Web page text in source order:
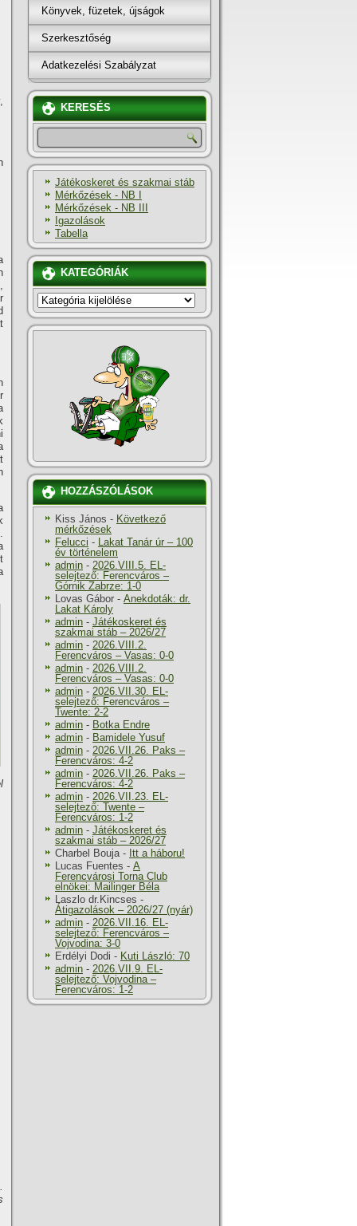
Könyvek, füzetek, újságok
Szerkesztőség
Adatkezelési Szabályzat
KERESÉS
Játékoskeret és szakmai stáb
Mérkőzések - NB I
Mérkőzések - NB III
Igazolások
Tabella
KATEGÓRIÁK
KATEGÓRIÁK
HOZZÁSZÓLÁSOK
Kiss János - Következő
mérkőzések
Felucci - Lakat Tanár úr – 100
év történelem
admin - 2026.VIII.5. EL-
selejtező: Ferencváros –
Górnik Zabrze: 1-0
Lovas Gábor - Anekdoták: dr.
Lakat Károly
admin - Játékoskeret és
szakmai stáb – 2026/27
admin - 2026.VIII.2.
Ferencváros – Vasas: 0-0
admin - 2026.VIII.2.
Ferencváros – Vasas: 0-0
admin - 2026.VII.30. EL-
selejtező: Ferencváros –
Twente: 2-2
admin - Botka Endre
admin - Bamidele Yusuf
admin - 2026.VII.26. Paks –
Ferencváros: 4-2
admin - 2026.VII.26. Paks –
Ferencváros: 4-2
admin - 2026.VII.23. EL-
selejtező: Twente –
Ferencváros: 1-2
admin - Játékoskeret és
szakmai stáb – 2026/27
Charbel Bouja- Itt a háboru!
Lucas Fuentes - A
Ferencvárosi Torna Club
elnökei: Mailinger Béla
Laszlo dr.Kincses -
Átigazolások – 2026/27 (nyár)
admin - 2026.VII.16. EL-
selejtező: Ferencváros –
Vojvodina: 3-0
Erdélyi Dodi - Kuti László: 70
admin - 2026.VII.9. EL-
selejtező: Vojvodina –
Ferencváros: 1-2